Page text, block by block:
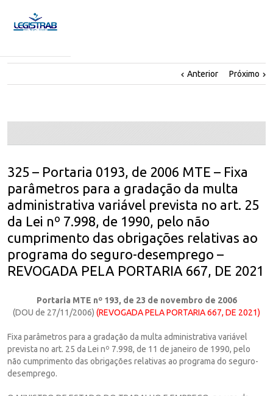
Anterior Próximo
325 – Portaria 0193, de 2006 MTE – Fixa
parâmetros para a gradação da multa
administrativa variável prevista no art. 25
da Lei nº 7.998, de 1990, pelo não
cumprimento das obrigações relativas ao
programa do seguro-desemprego –
REVOGADA PELA PORTARIA 667, DE 2021
Portaria MTE nº 193, de 23 de novembro de 2006
(DOU de 27/11/2006) (REVOGADA PELA PORTARIA 667, DE 2021)
Fixa parâmetros para a gradação da multa administrativa variável
prevista no art. 25 da Lei nº 7.998, de 11 de janeiro de 1990, pelo
não cumprimento das obrigações relativas ao programa do seguro-
desemprego.